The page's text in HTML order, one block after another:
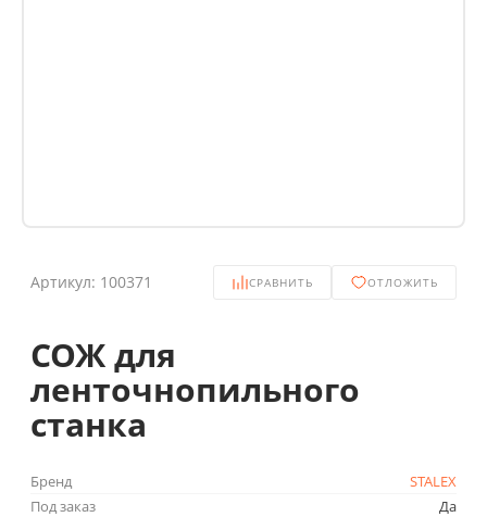
Артикул: 100371 СРАВНИТЬ ОТЛОЖИТЬ
СОЖ для
ленточнопильного
станка
Бренд
STALEX
Под заказ
Да